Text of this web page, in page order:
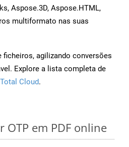
Aspose.3D, Aspose.HTML,
multiformato nas suas
agilizando conversões
Explore a lista completa de
Cloud.
OTP em PDF online